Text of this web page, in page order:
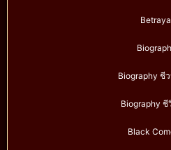
Biography ชี
Biography ชี
Black